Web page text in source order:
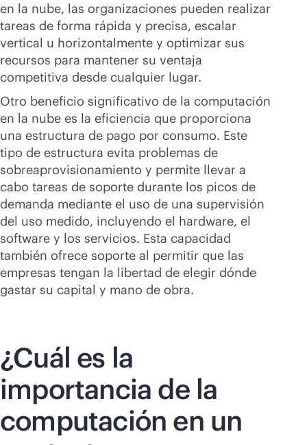
en la nube, las organizaciones pueden realizar
tareas de forma rápida y precisa, escalar
vertical u horizontalmente y optimizar sus
recursos para mantener su ventaja
competitiva desde cualquier lugar.
Otro beneficio significativo de la computación
en la nube es la eficiencia que proporciona
una estructura de pago por consumo. Este
tipo de estructura evita problemas de
sobreaprovisionamiento y permite llevar a
cabo tareas de soporte durante los picos de
demanda mediante el uso de una supervisión
del uso medido, incluyendo el hardware, el
software y los servicios. Esta capacidad
también ofrece soporte al permitir que las
empresas tengan la libertad de elegir dónde
gastar su capital y mano de obra.
¿Cuál es la
importancia de la
computación en un